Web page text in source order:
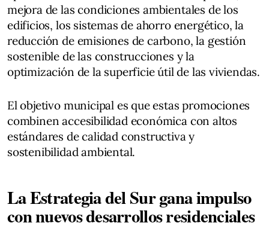
mejora de las condiciones ambientales de los
edificios, los sistemas de ahorro energético, la
reducción de emisiones de carbono, la gestión
sostenible de las construcciones y la
optimización de la superficie útil de las viviendas.
El objetivo municipal es que estas promociones
combinen accesibilidad económica con altos
estándares de calidad constructiva y
sostenibilidad ambiental.
La Estrategia del Sur gana impulso
con nuevos desarrollos residenciales